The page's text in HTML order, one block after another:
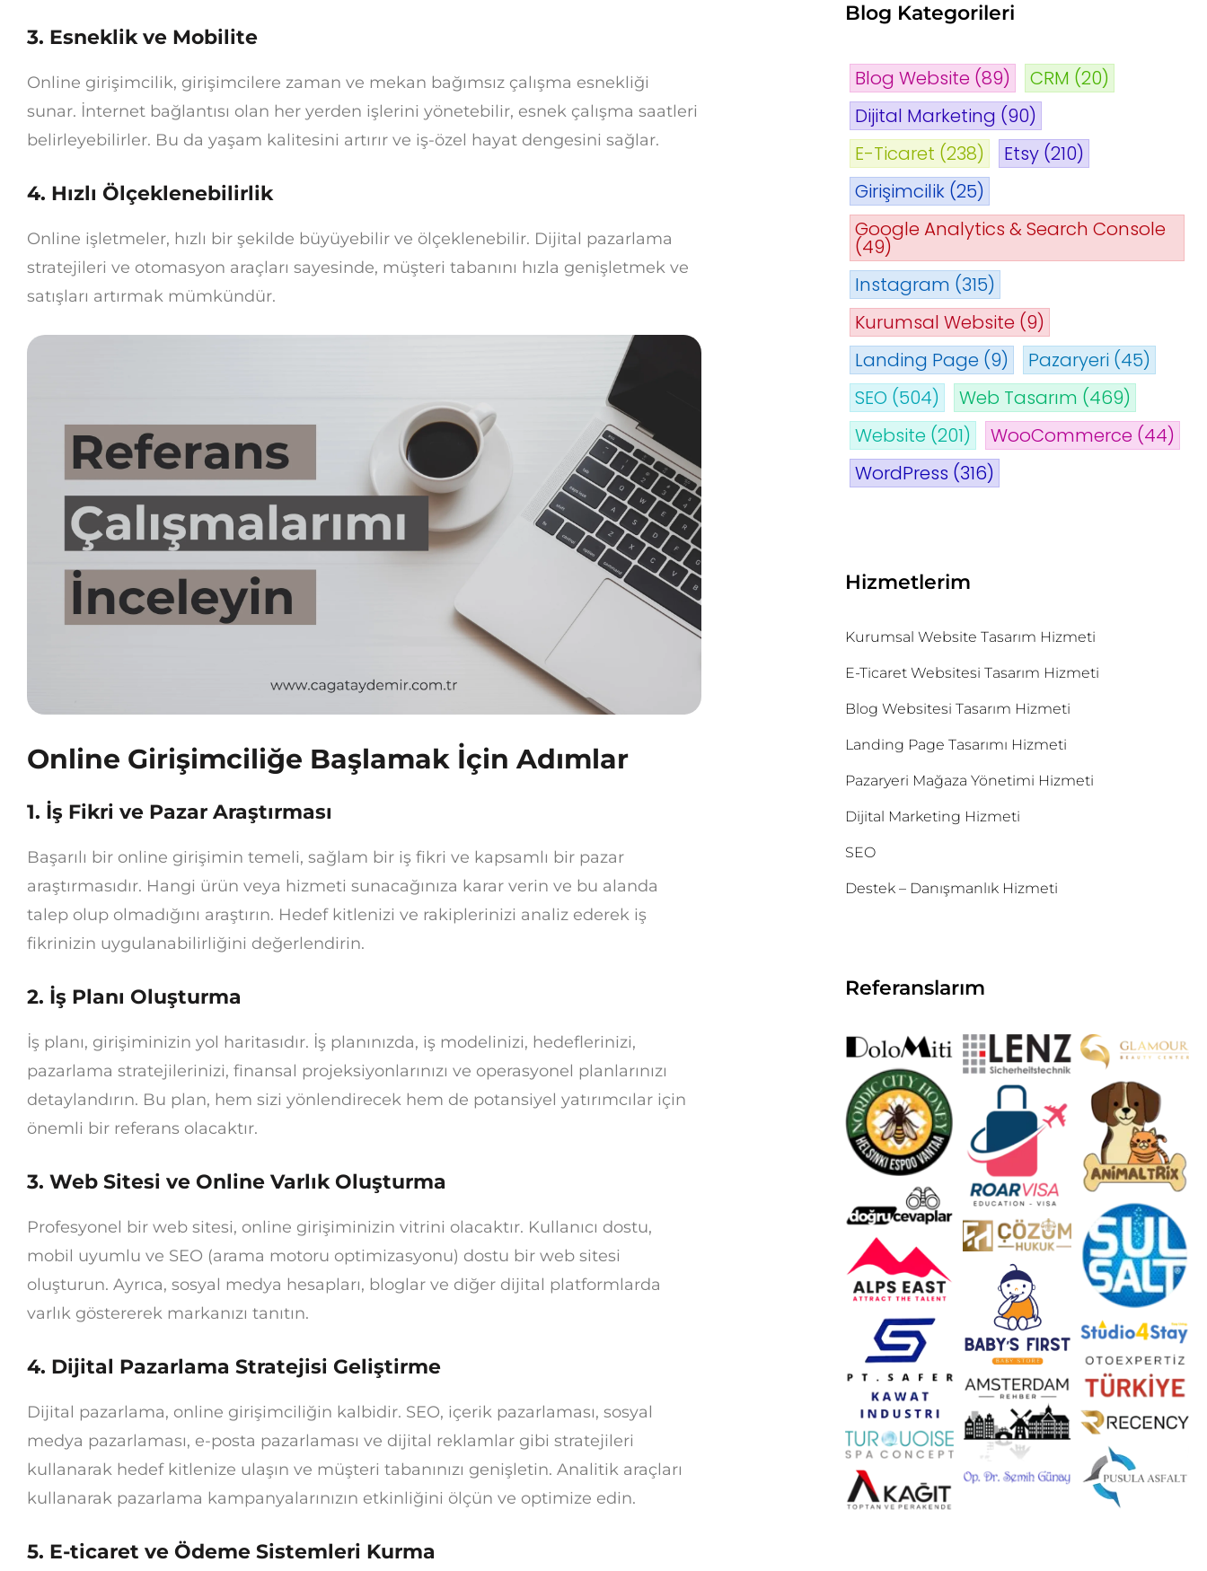
3. Esneklik ve Mobilite
Online girişimcilik, girişimcilere zaman ve mekan bağımsız çalışma esnekliği
sunar. İnternet bağlantısı olan her yerden işlerini yönetebilir, esnek çalışma saatleri
belirleyebilirler. Bu da yaşam kalitesini artırır ve iş-özel hayat dengesini sağlar.
4. Hızlı Ölçeklenebilirlik
Online işletmeler, hızlı bir şekilde büyüyebilir ve ölçeklenebilir. Dijital pazarlama
stratejileri ve otomasyon araçları sayesinde, müşteri tabanını hızla genişletmek ve
satışları artırmak mümkündür.
Online Girişimciliğe Başlamak İçin Adımlar
1. İş Fikri ve Pazar Araştırması
Başarılı bir online girişimin temeli, sağlam bir iş fikri ve kapsamlı bir pazar
araştırmasıdır. Hangi ürün veya hizmeti sunacağınıza karar verin ve bu alanda
talep olup olmadığını araştırın. Hedef kitlenizi ve rakiplerinizi analiz ederek iş
fikrinizin uygulanabilirliğini değerlendirin.
2. İş Planı Oluşturma
İş planı, girişiminizin yol haritasıdır. İş planınızda, iş modelinizi, hedeflerinizi,
pazarlama stratejilerinizi, finansal projeksiyonlarınızı ve operasyonel planlarınızı
detaylandırın. Bu plan, hem sizi yönlendirecek hem de potansiyel yatırımcılar için
önemli bir referans olacaktır.
3. Web Sitesi ve Online Varlık Oluşturma
Profesyonel bir web sitesi, online girişiminizin vitrini olacaktır. Kullanıcı dostu,
mobil uyumlu ve SEO (arama motoru optimizasyonu) dostu bir web sitesi
oluşturun. Ayrıca, sosyal medya hesapları, bloglar ve diğer dijital platformlarda
varlık göstererek markanızı tanıtın.
4. Dijital Pazarlama Stratejisi Geliştirme
Dijital pazarlama, online girişimciliğin kalbidir. SEO, içerik pazarlaması, sosyal
medya pazarlaması, e-posta pazarlaması ve dijital reklamlar gibi stratejileri
kullanarak hedef kitlenize ulaşın ve müşteri tabanınızı genişletin. Analitik araçları
kullanarak pazarlama kampanyalarınızın etkinliğini ölçün ve optimize edin.
5. E-ticaret ve Ödeme Sistemleri Kurma
Blog Kategorileri
Blog Website (89) CRM (20)
Dijital Marketing (90)
E-Ticaret (238) Etsy (210)
Girişimcilik (25)
Google Analytics & Search Console
(49)
Instagram (315)
Kurumsal Website (9)
Landing Page (9) Pazaryeri (45)
SEO (504) Web Tasarım (469)
Website (201) WooCommerce (44)
WordPress (316)
Hizmetlerim
Kurumsal Website Tasarım Hizmeti
E-Ticaret Websitesi Tasarım Hizmeti
Blog Websitesi Tasarım Hizmeti
Landing Page Tasarımı Hizmeti
Pazaryeri Mağaza Yönetimi Hizmeti
Dijital Marketing Hizmeti
SEO
Destek – Danışmanlık Hizmeti
Referanslarım